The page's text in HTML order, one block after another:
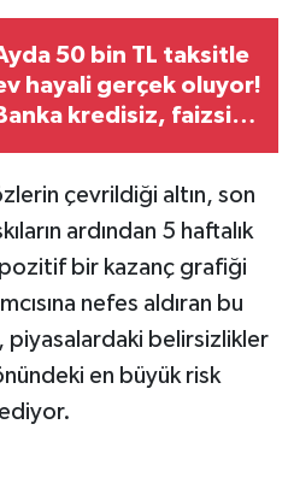
50 bin TL taksitle
hayali gerçek oluyor!
kredisiz, faizsiz
çevrildiği altın, son
ardından 5 haftalık
pozitif bir kazanç grafiği
nefes aldıran bu
belirsizlikler
en büyük risk